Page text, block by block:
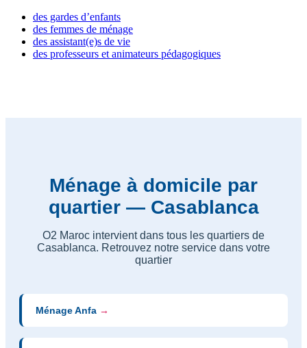
des gardes d’enfants​
des femmes de ménage
​des assistant(e)s de vie
des professeurs et animateurs pédagogiques
Ménage à domicile par
quartier — Casablanca
O2 Maroc intervient dans tous les quartiers de
Casablanca. Retrouvez notre service dans votre
quartier
Ménage Anfa →